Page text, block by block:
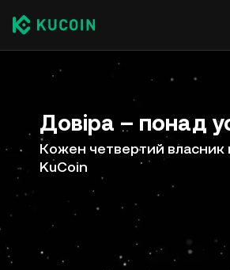
Довіра – понад
Кожен четвертий власник
KuCoin